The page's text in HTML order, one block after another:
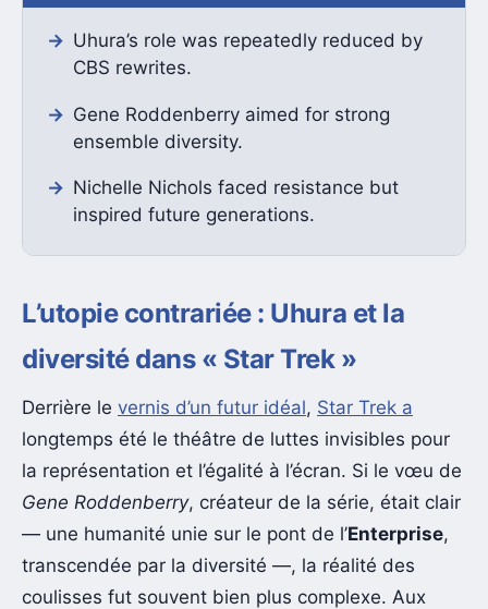
Uhura’s role was repeatedly reduced by
CBS rewrites.
Gene Roddenberry aimed for strong
ensemble diversity.
Nichelle Nichols faced resistance but
inspired future generations.
L’utopie contrariée : Uhura et la
diversité dans « Star Trek »
Derrière le vernis d’un futur idéal, Star Trek a
longtemps été le théâtre de luttes invisibles pour
la représentation et l’égalité à l’écran. Si le vœu de
Gene Roddenberry, créateur de la série, était clair
— une humanité unie sur le pont de l’Enterprise,
transcendée par la diversité —, la réalité des
coulisses fut souvent bien plus complexe. Aux